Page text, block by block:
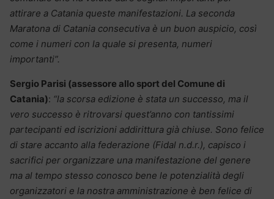
attirare a Catania queste manifestazioni. La seconda
Maratona di Catania consecutiva è un buon auspicio, così
come i numeri con la quale si presenta, numeri
importanti”.
Sergio Parisi (assessore allo sport del Comune di
Catania): “la scorsa edizione è stata un successo, ma il
vero successo è ritrovarsi quest’anno con tantissimi
partecipanti ed iscrizioni addirittura già chiuse. Sono felice
di stare accanto alla federazione (Fidal n.d.r.), capisco i
sacrifici per organizzare una manifestazione del genere
ma al tempo stesso conosco bene le potenzialità degli
organizzatori e la nostra amministrazione è ben felice di